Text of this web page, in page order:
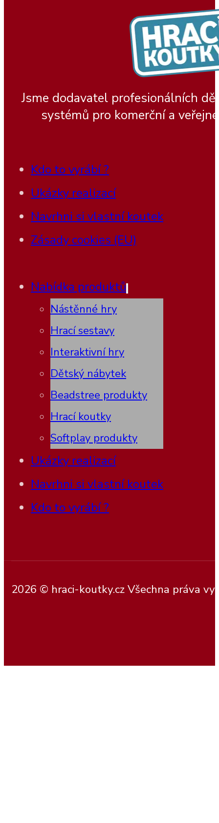
Jsme dodavatel profesionálních
systémů pro komerční a
Kdo to vyrábí ?
Ukázky realizací
Navrhni si vlastní koutek
Zásady cookies (EU)
Nabídka produktů
Nástěnné hry
Hrací sestavy
Interaktivní hry
Dětský nábytek
Beadstree produkty
Hrací koutky
Softplay produkty
Ukázky realizací
Navrhni si vlastní koutek
Kdo to vyrábí ?
2026 © hraci-koutky.cz Všechna práva